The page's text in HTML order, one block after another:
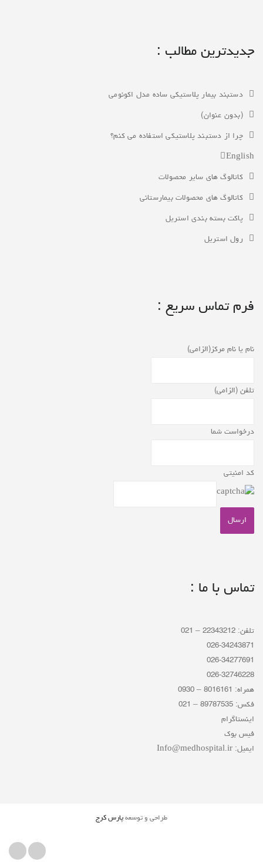
جدیدترین مطالب :
دستبند بیمار پلاستیکی ساده مدل اکونومی
(بدون عنوان)
چرا از دستبند پلاستیکی استفاده می کنم؟
English
کاتالوگ های سایر محصولات
کاتالوگ های محصولات بیمارستانی
پاکت بسته بندی استریل
رول استریل
فرم تماس سریع :
نام یا نام مرکز(الزامی)
تلفن (الزامی)
درخواست شما
کد امنیتی
تماس با ما :
تلفن: 22343212 – 021
026-34243871
026-34277691
026-32746228
همراه: 8016161 – 0930
فکس: 89787535 – 021
اینستاگرام
فیس بوک
ایمیل: Info@medhospital.ir
طراحی و توسعه پارس کرج